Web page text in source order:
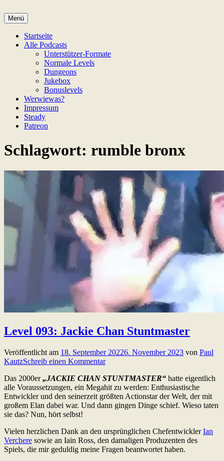
Inhalt
springen
Game Not Over
Menü
Startseite
Alle Podcasts
Unterstützer-Formate
Normale Levels
Dungeons
Jukebox
Bonuslevels
Werwiewas?
Impressum
Steady
Patreon
Schlagwort: rumble bronx
Level 093: Jackie Chan Stuntmaster
Veröffentlicht am 18. September 20226. November 2023 von Paul
KautzSchreib einen Kommentar
Das 2000er„JACKIE CHAN STUNTMASTER“ hatte eigentlich
alle Voraussetzungen, ein Megahit zu werden: Enthusiastische
Entwickler und den seinerzeit größten Actionstar der Welt, der mit
großem Elan dabei war. Und dann gingen Dinge schief. Wieso taten
sie das? Nun, hört selbst!
Vielen herzlichen Dank an den ursprünglichen ChefentwicklerIan
Verchere sowie an Iain Ross, den damaligen Produzenten des
Spiels, die mir geduldig meine Fragen beantwortet haben.